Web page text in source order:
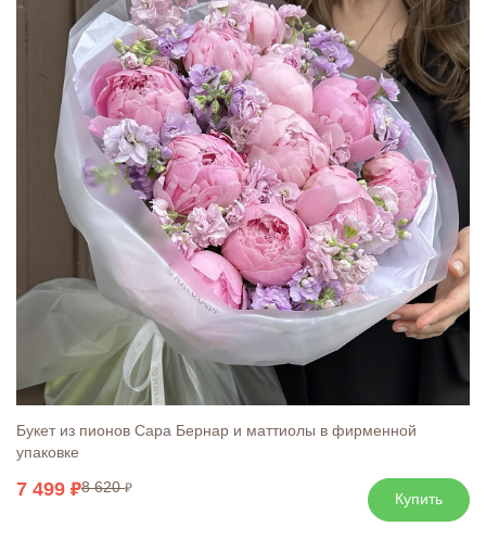
Букет из пионов Сара Бернар и маттиолы в фирменной
упаковке
7 499 8 620
Купить